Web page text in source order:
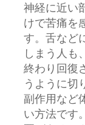
神経に近い
けで苦痛を
す。舌など
しまう人も
終わり回復
うように切
副作用など
い方法です